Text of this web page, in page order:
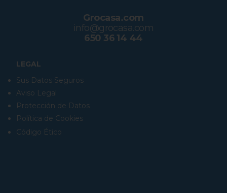
LEGAL
Sus Datos Seguros
Aviso Legal
Protección de Datos
Política de Cookies
Código Ético
Grocasa.com
info@grocasa.com
650 36 14 44